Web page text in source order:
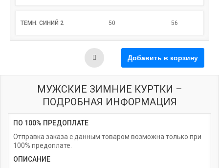
ТЕМН. СИНИЙ 2 50 56
МУЖСКИЕ ЗИМНИЕ КУРТКИ –
ПОДРОБНАЯ ИНФОРМАЦИЯ
ПО 100% ПРЕДОПЛАТЕ
Отправка заказа с данным товаром возможна только при
100% предоплате.
ОПИСАНИЕ